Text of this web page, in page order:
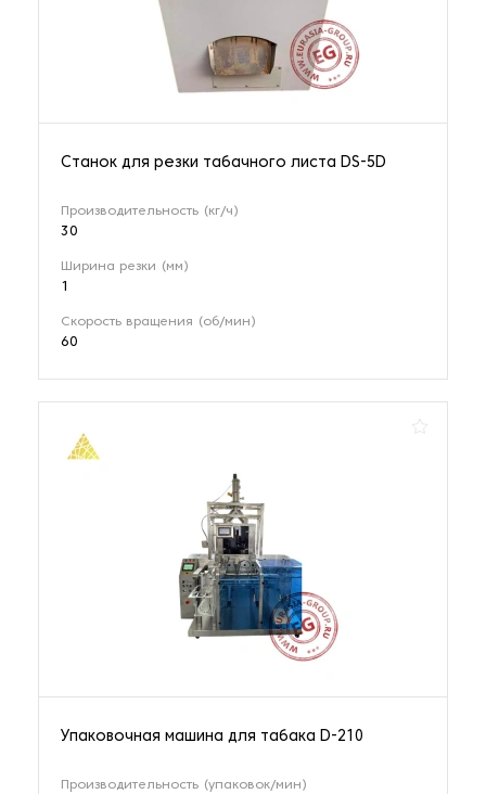
Станок для резки табачного листа DS-5D
Производительность (кг/ч)
30
Ширина резки (мм)
1
Скорость вращения (об/мин)
60
Упаковочная машина для табака D-210
Производительность (упаковок/мин)